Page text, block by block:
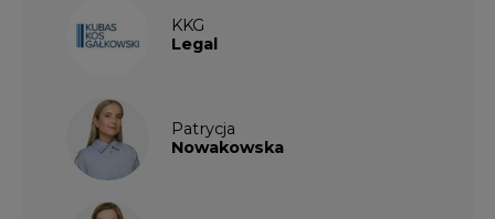
KKG
Legal
Patrycja
Nowakowska